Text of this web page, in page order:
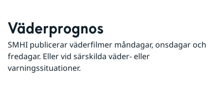
Väderprognos
SMHI publicerar väderfilmer måndagar, onsdagar och
fredagar. Eller vid särskilda väder- eller
varningssituationer.